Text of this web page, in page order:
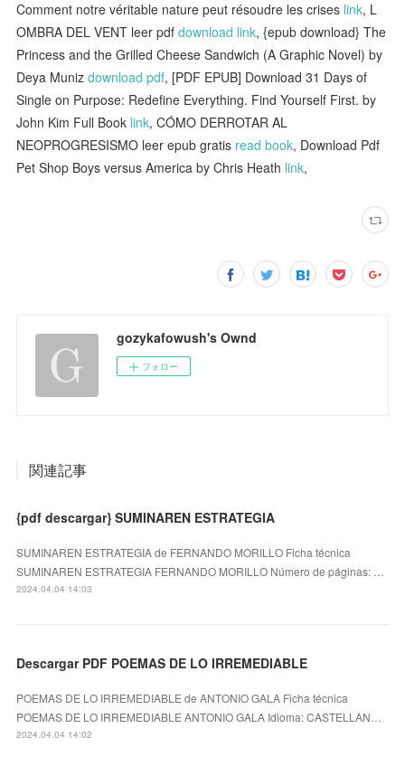
Comment notre véritable nature peut résoudre les crises link, L
OMBRA DEL VENT leer pdfdownload link, {epub download} The
Princess and the Grilled Cheese Sandwich (A Graphic Novel) by
Deya Munizdownload pdf, [PDF EPUB] Download 31 Days of
Single on Purpose: Redefine Everything. Find Yourself First. by
John Kim Full Book link, CÓMO DERROTAR AL
NEOPROGRESISMO leer epub gratis read book, Download Pdf
Pet Shop Boys versus America by Chris Heath link,
gozykafowush's Ownd
フォロー
関連記事
{pdf descargar} SUMINAREN ESTRATEGIA
SUMINAREN ESTRATEGIA de FERNANDO MORILLO Ficha técnica
SUMINAREN ESTRATEGIA FERNANDO MORILLO Número de páginas: …
2024.04.04 14:03
Descargar PDF POEMAS DE LO IRREMEDIABLE
POEMAS DE LO IRREMEDIABLE de ANTONIO GALA Ficha técnica
POEMAS DE LO IRREMEDIABLE ANTONIO GALA Idioma: CASTELLAN…
2024.04.04 14:02